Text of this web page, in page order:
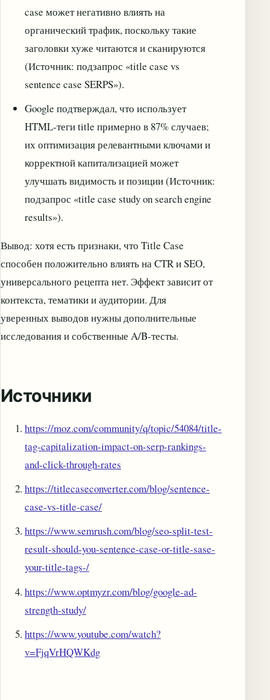
case может негативно влиять на
органический трафик, поскольку такие
заголовки хуже читаются и сканируются
(Источник: подзапрос «title case vs
sentence case SERPS»).
Google подтверждал, что использует
HTML‑теги title примерно в 87% случаев;
их оптимизация релевантными ключами и
корректной капитализацией может
улучшать видимость и позиции (Источник:
подзапрос «title case study on search engine
results»).
Вывод: хотя есть признаки, что Title Case
способен положительно влиять на CTR и SEO,
универсального рецепта нет. Эффект зависит от
контекста, тематики и аудитории. Для
уверенных выводов нужны дополнительные
исследования и собственные A/B‑тесты.
Источники
https://moz.com/community/q/topic/54084/title-
tag-capitalization-impact-on-serp-rankings-
and-click-through-rates
https://titlecaseconverter.com/blog/sentence-
case-vs-title-case/
https://www.semrush.com/blog/seo-split-test-
result-should-you-sentence-case-or-title-sase-
your-title-tags-/
https://www.optmyzr.com/blog/google-ad-
strength-study/
https://www.youtube.com/watch?
v=FjqVrHQWKdg